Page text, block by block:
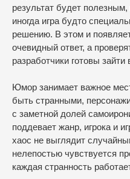
результат будет
иногда игра будто
решению. В этом и
очевидный ответ, а
разработчики готовы зайти
Юмор занимает важное
быть странными,
с заметной долей
поддевает жанр, игрока и
хаос не выглядит
нелепостью чувствуется
каждая странность